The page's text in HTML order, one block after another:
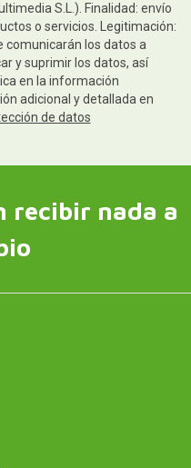
S.L.). Finalidad: envío
o servicios. Legitimación:
comunicarán los datos a
y suprimir los datos, así
en la información
adicional y detallada en
de datos
recibir nada a